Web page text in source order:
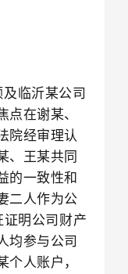
临沂某公司
在谢某、
院经审理认
、王某共同
的一致性和
二人作为公
明公司财产
均参与公司
人账户，